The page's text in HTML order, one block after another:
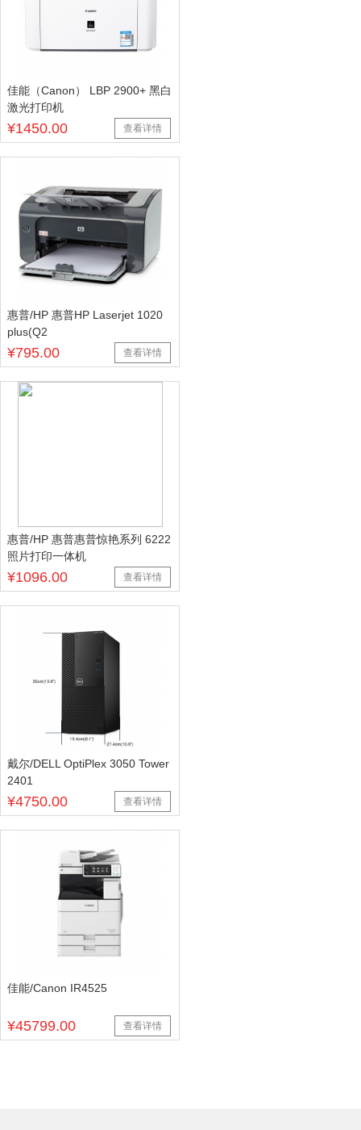
佳能（Canon） LBP 2900+ 黑白
激光打印机
¥1450.00 查看详情
惠普/HP 惠普HP Laserjet 1020
plus(Q2
¥795.00 查看详情
惠普/HP 惠普惠普惊艳系列 6222
照片打印一体机
¥1096.00 查看详情
戴尔/DELL OptiPlex 3050 Tower
2401
¥4750.00 查看详情
佳能/Canon IR4525
¥45799.00 查看详情